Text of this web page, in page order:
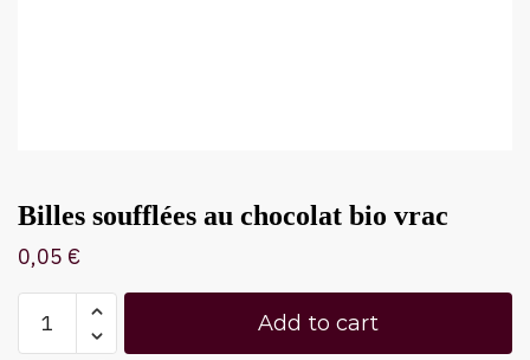
Billes soufflées au chocolat bio vrac
0,05 €
Add to cart